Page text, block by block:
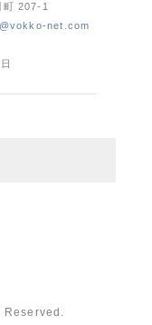
町 207-1
net.com